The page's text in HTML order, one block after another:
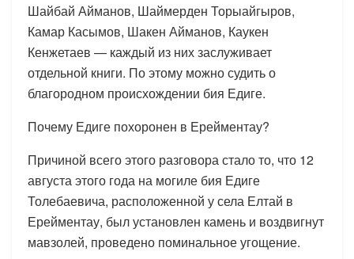
Шайбай Айманов, Шаймерден Торыайгыров,
Камар Касымов, Шакен Айманов, Каукен
Кенжетаев — каждый из них заслуживает
отдельной книги. По этому можно судить о
благородном происхождении бия Едиге.
Почему Едиге похоронен в Ерейментау?
Причиной всего этого разговора стало то, что 12
августа этого года на могиле бия Едиге
Толебаевича, расположенной у села Елтай в
Ерейментау, был установлен камень и воздвигнут
мавзолей, проведено поминальное угощение.